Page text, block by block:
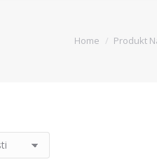
You are here:
Home Produkt